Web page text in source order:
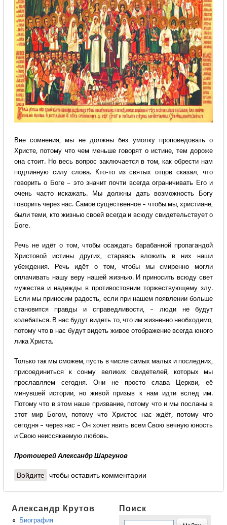
Вне сомнения, мы не должны без умолку проповедовать о
Христе, потому что чем меньше говорят о истине, тем дороже
она стоит. Но весь вопрос заключается в том, как обрести нам
подлинную силу слова. Кто-то из святых отцов сказал, что
говорить о Боге – это значит почти всегда ограничивать Его и
очень часто искажать. Мы должны дать возможность Богу
говорить через нас. Самое существенное – чтобы мы, христиане,
были теми, кто жизнью своей всегда и всюду свидетельствует о
Боге.
Речь не идёт о том, чтобы осаждать барабанной пропагандой
Христовой истины других, стараясь вложить в них наши
убеждения. Речь идёт о том, чтобы мы смиренно могли
оплачивать нашу веру нашей жизнью. И приносить всюду свет
мужества и надежды в противостоянии торжествующему злу.
Если мы приносим радость, если при нашем появлении больше
становится правды и справедливости, – люди не будут
колебаться. В нас будут видеть то, что им жизненно необходимо,
потому что в нас будут видеть живое отображение всегда юного
лика Христа.
Только так мы сможем, пусть в числе самых малых и последних,
присоединиться к сонму великих свидетелей, которых мы
прославляем сегодня. Они не просто слава Церкви, её
минувшей истории, но живой призыв к нам идти вслед им.
Потому что в этом наше призвание, потому что и мы посланы в
этот мир Богом, потому что Христос нас ждёт, потому что
сегодня – через нас – Он хочет явить всем Свою вечную юность
и Свою неиссякаемую любовь.
Протоиерей Александр Шаргунов
Войдите чтобы оставить комментарии
Александр Крутов
Биография
Поиск